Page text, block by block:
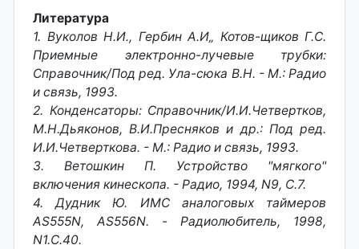
Литература
1. Вуколов Н.И., Гербин А.И„ Котов-щиков Г.С.
Приемные электронно-лучевые трубки:
Справочник/Под ред. Ула-сюка В.Н. - М.: Радио
и связь, 1993.
2. Конденсаторы: Справочник/И.И.Четвертков,
М.Н.Дьяконов, В.И.Пресняков и др.: Под ред.
И.И.Четверткова. - М.: Радио и связь, 1993.
3. Ветошкин П. Устройство "мягкого"
включения кинескопа. - Радио, 1994, N9, С.7.
4. Дудник Ю. ИМС аналоговых таймеров
AS555N, AS556N. - Радиолюбитель, 1998,
N1.C.40.